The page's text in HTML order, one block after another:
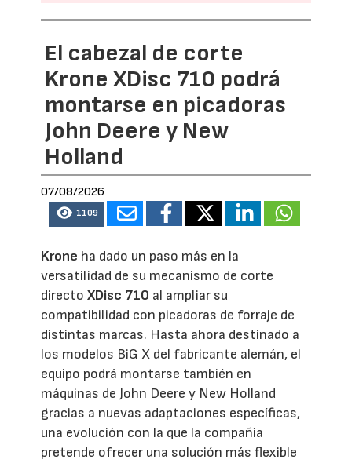
El cabezal de corte
Krone XDisc 710 podrá
montarse en picadoras
John Deere y New
Holland
07/08/2026
1109
Krone ha dado un paso más en la
versatilidad de su mecanismo de corte
directoXDisc 710 al ampliar su
compatibilidad con picadoras de forraje de
distintas marcas. Hasta ahora destinado a
los modelos BiG X del fabricante alemán, el
equipo podrá montarse también en
máquinas de John Deere y New Holland
gracias a nuevas adaptaciones específicas,
una evolución con la que la compañía
pretende ofrecer una solución más flexible